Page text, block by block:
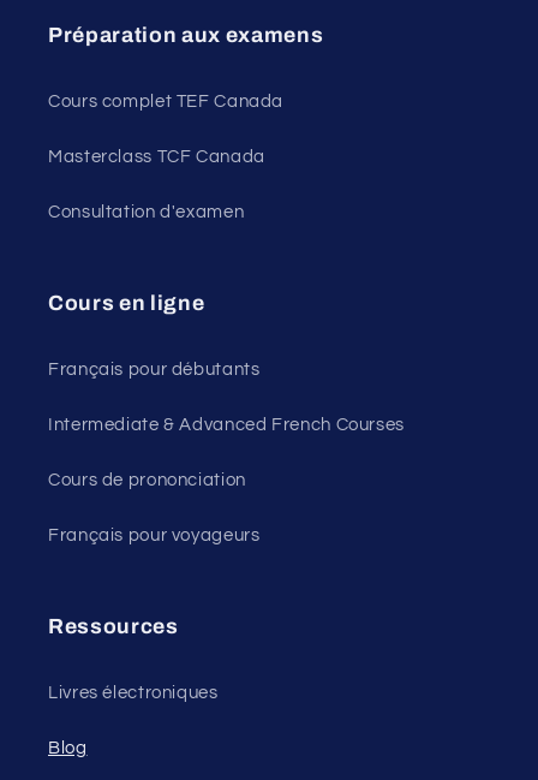
Préparation aux examens
Cours complet TEF Canada
Masterclass TCF Canada
Consultation d'examen
Cours en ligne
Français pour débutants
Intermediate & Advanced French Courses
Cours de prononciation
Français pour voyageurs
Ressources
Livres électroniques
Blog